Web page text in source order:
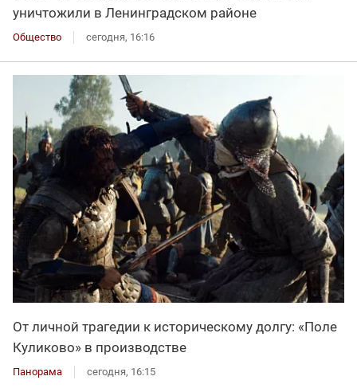
уничтожили в Ленинградском районе
Общество сегодня, 16:16
От личной трагедии к историческому долгу: «Поле
Куликово» в производстве
Панорама сегодня, 16:15